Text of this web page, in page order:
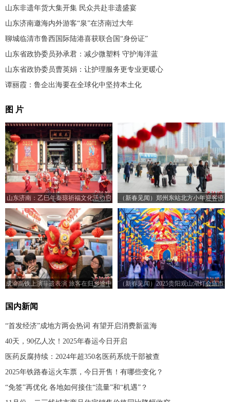
山东非遗年货大集开集 民众共赴非遗盛宴
山东济南邀海内外游客“泉”在济南过大年
聊城临清市鲁西国际陆港喜获联合国“身份证”
山东省政协委员孙承君：减少微塑料 守护海洋蓝
山东省政协委员曹英娟：让护理服务更专业更暖心
谭丽霞：鲁企出海要在全球化中坚持本土化
图 片
山东济南：乙巳年秦琼祈福文化活动启
幕
（新春见闻）郑州东站北方小年迎客流
高峰 预计发送旅客18万人次
成渝高铁上演非遗表演 旅客在归乡途中
（新春见闻）2025贵阳观山湖灯会庙市
国内新闻
“首发经济”成地方两会热词 有望开启消费新蓝海
40天，90亿人次！2025年春运今日开启
医药反腐持续：2024年超350名医药系统干部被查
2025年铁路春运火车票，今日开售！有哪些变化？
“免签”再优化 各地如何接住“流量”和“机遇”？